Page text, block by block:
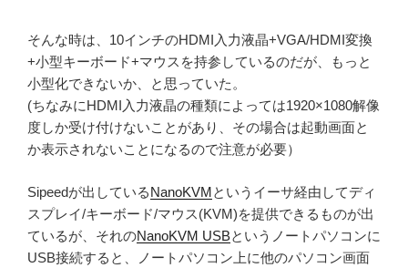
そんな時は、10インチのHDMI入力液晶+VGA/HDMI変換
+小型キーボード+マウスを持参しているのだが、もっと
小型化できないか、と思っていた。
(ちなみにHDMI入力液晶の種類によっては1920×1080解像
度しか受け付けないことがあり、その場合は起動画面と
か表示されないことになるので注意が必要）
Sipeedが出しているNanoKVMというイーサ経由してディ
スプレイ/キーボード/マウス(KVM)を提供できるものが出
ているが、それのNanoKVM USBというノートパソコンに
USB接続すると、ノートパソコン上に他のパソコン画面